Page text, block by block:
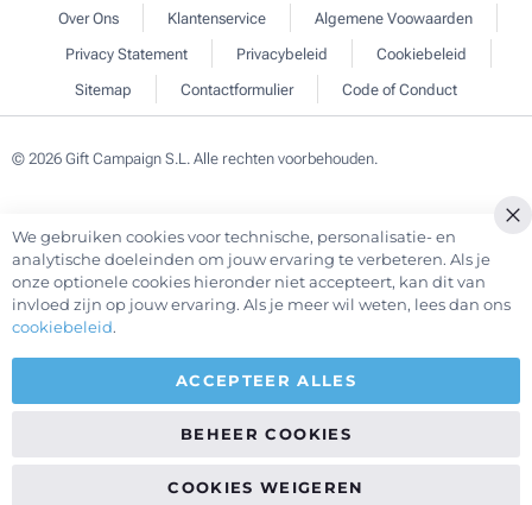
Over Ons Klantenservice
Algemene Voowaarden
Privacy Statement
Privacybeleid
Cookiebeleid
Sitemap
Contactformulier Code of Conduct
© 2026 Gift Campaign S.L. Alle rechten voorbehouden.
We gebruiken cookies voor technische, personalisatie- en
analytische doeleinden om jouw ervaring te verbeteren. Als je
onze optionele cookies hieronder niet accepteert, kan dit van
invloed zijn op jouw ervaring. Als je meer wil weten, lees dan ons
cookiebeleid.
ACCEPTEER ALLES
BEHEER COOKIES
COOKIES WEIGEREN